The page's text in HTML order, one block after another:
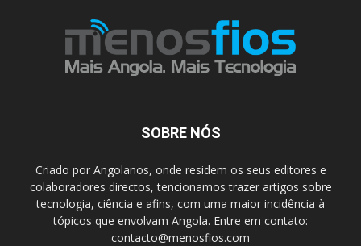
SOBRE NÓS
Criado por Angolanos, onde residem os seus editores e
colaboradores directos, tencionamos trazer artigos sobre
tecnologia, ciência e afins, com uma maior incidência à
tópicos que envolvam Angola. Entre em contato:
contacto@menosfios.com